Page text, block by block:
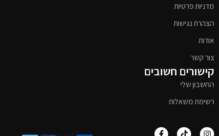
מדניות פרטיות
הצהרת נגישות
אודות
צור קשר
קישורים חשובים
החשבון שלי
רשימת משאלות